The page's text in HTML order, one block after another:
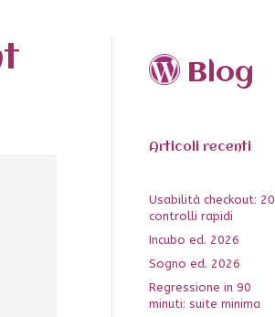
Blog
Articoli recenti
Usabilità checkout: 20
controlli rapidi
Incubo ed. 2026
Sogno ed. 2026
Regressione in 90
minuti: suite minima